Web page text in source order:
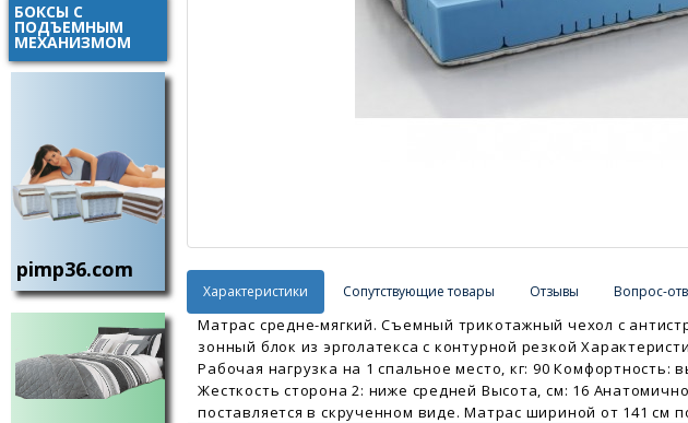
БОКСЫ С
ПОДЪЕМНЫМ
МЕХАНИЗМОМ
pimp36.com
Характеристики Сопутствующие товары Отзывы Вопрос-
Матрас средне-мягкий. Съемный трикотажный чехол с
зонный блок из эрголатекса с контурной резкой
Рабочая нагрузка на 1 спальное место, кг: 90 Комфортность:
Жесткость сторона 2: ниже средней Высота, см: 16
поставляется в скрученном виде. Матрас шириной от 141 см